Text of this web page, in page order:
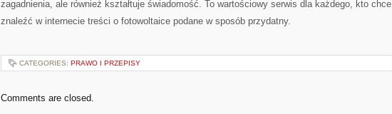
zagadnienia, ale również kształtuje świadomość. To wartościowy serwis dla każdego, kto chce
znaleźć w internecie treści o fotowoltaice podane w sposób przydatny.
CATEGORIES: PRAWO I PRZEPISY
Comments are closed.